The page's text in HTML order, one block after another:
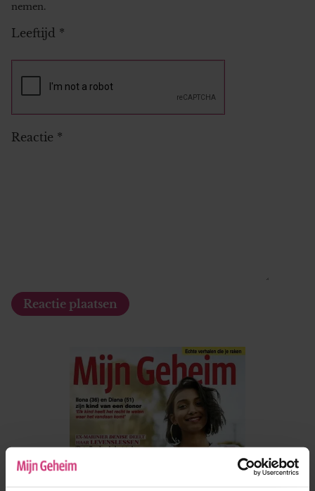
nemen.
Leeftijd *
Reactie *